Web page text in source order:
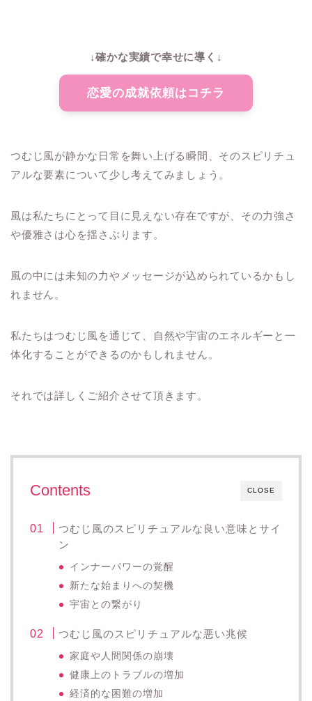
↓確かな実績で幸せに導く↓
恋愛の成就依頼はコチラ
つむじ風が静かな日常を舞い上げる瞬間、そのスピリチュ
アルな要素について少し考えてみましょう。
風は私たちにとって目に見えない存在ですが、その力強さ
や優雅さは心を揺さぶります。
風の中には未知の力やメッセージが込められているかもし
れません。
私たちはつむじ風を通じて、自然や宇宙のエネルギーと一
体化することができるのかもしれません。
それでは詳しくご紹介させて頂きます。
CLOSE
Contents
つむじ風のスピリチュアルな良い意味とサイ
ン
インナーパワーの覚醒
新たな始まりへの契機
宇宙との繋がり
つむじ風のスピリチュアルな悪い兆候
家庭や人間関係の崩壊
健康上のトラブルの増加
経済的な困難の増加